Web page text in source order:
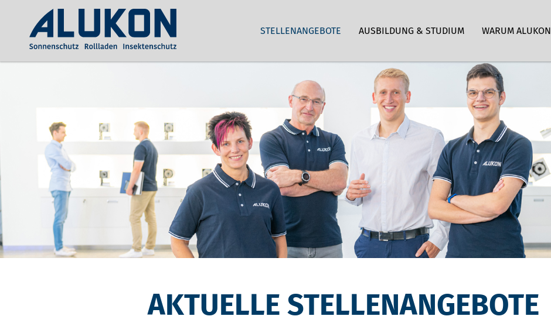
STELLENANGEBOTE AUSBILDUNG & STUDIUM WARUM ALUKON
AKTUELLE STELLENANGEBOTE